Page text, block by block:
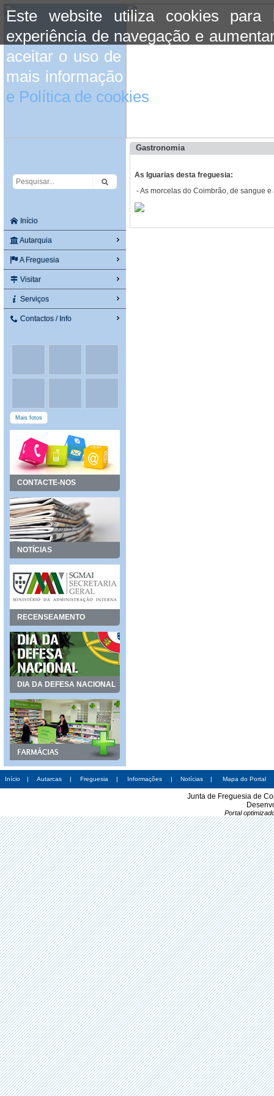
Este website utiliza cookies para
experiência de navegação e
aceitar o uso de cookies basta
mais informação consulte a
e Política de cookies
Início
Autarquia
A Freguesia
Visitar
Serviços
Contactos / Info
Mais fotos
CONTACTE-NOS
NOTÍCIAS
RECENSEAMENTO
DIA DA DEFESA NACIONAL
Gastronomia
As Iguarias desta freguesia:
- As morcelas do Coimbrão, de sangue e
Início | Autarcas | Freguesia | Informações | Notícias | Mapa do Portal
Junta de Freguesia de
Portal